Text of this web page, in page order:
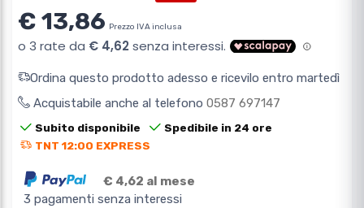
€ 13,86 Prezzo IVA inclusa
Ordina questo prodotto adesso e ricevilo entro martedì
Acquistabile anche al telefono 0587 697147
Subito disponibile
Spedibile in 24 ore
TNT 12:00 EXPRESS
€ 4,62 al mese
3 pagamenti senza interessi